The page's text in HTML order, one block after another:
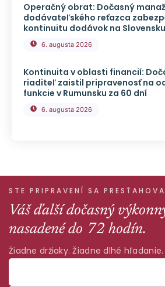
Operačný obrat: Dočasný
dodávateľského reťazca
kontinuitu dodávok na Slovensku
6. augusta 2026
Kontinuita v oblasti financií:
riaditeľ zaistil pripravenosť na
funkcie v Rumunsku za 60 dní
6. augusta 2026
STE PRIPRAVENÍ SA
Váš ďalší dočasný
nasadené do 72 hodín.
Žiadne držiaky. Žiadne dlhé